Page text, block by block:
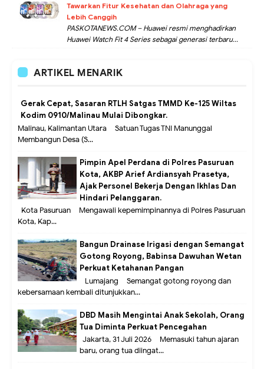
Tawarkan Fitur Kesehatan dan Olahraga yang
Lebih Canggih
PASKOTANEWS.COM – Huawei resmi menghadirkan
Huawei Watch Fit 4 Series sebagai generasi terbaru...
ARTIKEL MENARIK
Gerak Cepat, Sasaran RTLH Satgas TMMD Ke-125 Wiltas
Kodim 0910/Malinau Mulai Dibongkar.
Malinau, Kalimantan Utara – Satuan Tugas TNI Manunggal
Membangun Desa (S...
Pimpin Apel Perdana di Polres Pasuruan
Kota, AKBP Arief Ardiansyah Prasetya,
Ajak Personel Bekerja Dengan Ikhlas Dan
Hindari Pelanggaran.
Kota Pasuruan – Mengawali kepemimpinannya di Polres Pasuruan
Kota, Kap...
Bangun Drainase Irigasi dengan Semangat
Gotong Royong, Babinsa Dawuhan Wetan
Perkuat Ketahanan Pangan
Lumajang – Semangat gotong royong dan
kebersamaan kembali ditunjukkan...
DBD Masih Mengintai Anak Sekolah, Orang
Tua Diminta Perkuat Pencegahan
Jakarta, 31 Juli 2026 – Memasuki tahun ajaran
baru, orang tua diingat...